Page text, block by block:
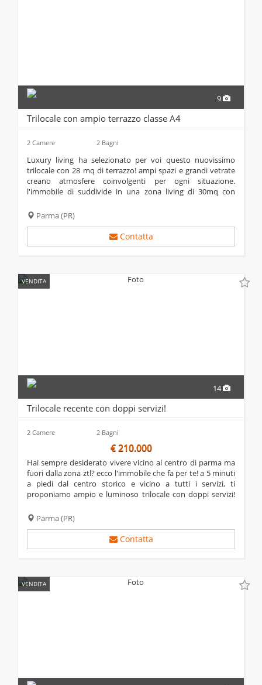
9
Trilocale con ampio terrazzo classe A4
2 Camere 2 Bagni
luxury living ha selezionato per voi questo nuovissimo
trilocale con 28 mq di terrazzo! ampi spazi e grandi vetrate
creano atmosfere coinvolgenti per ogni situazione.
l'immobile di suddivide in una zona living di 30mq con
camere e due bagni. tecnologicamente...
Parma(PR)
Contatta
VENDITA
14
Trilocale recente con doppi servizi!
2 Camere 2 Bagni
€ 210.000
hai sempre desiderato vivere vicino al centro di parma ma
fuori dalla zona ztl? ecco l'immobile che fa per te! a 5 minuti
a piedi dal centro storico e vicino a tutti i servizi, ti
proponiamo ampio e luminoso trilocale con doppi servizi!
palazzina, l'appartamento...
Parma(PR)
Contatta
VENDITA